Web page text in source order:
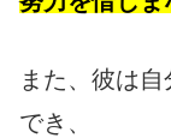
また、彼は
でき、